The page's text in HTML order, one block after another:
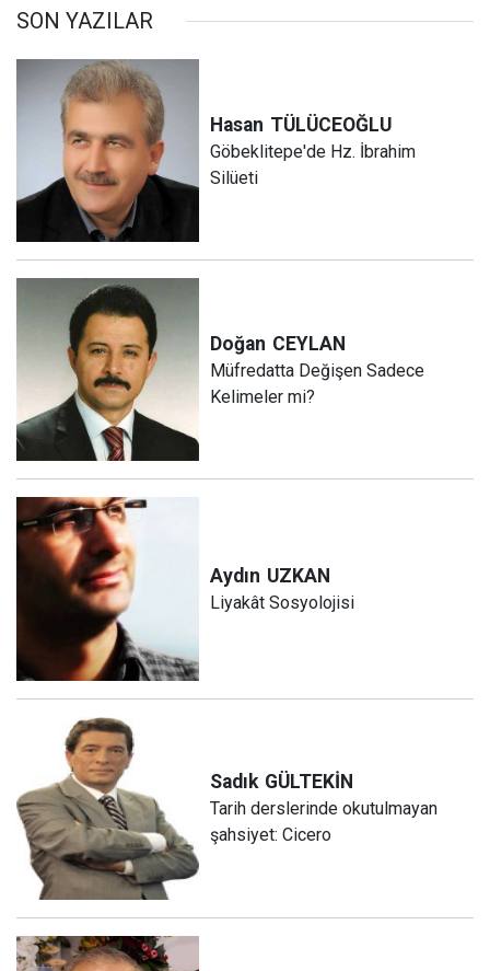
SON YAZILAR
Hasan TÜLÜCEOĞLU
Göbeklitepe'de Hz. İbrahim
Silüeti
Doğan CEYLAN
Müfredatta Değişen Sadece
Kelimeler mi?
Aydın UZKAN
Liyakât Sosyolojisi
Sadık GÜLTEKİN
Tarih derslerinde okutulmayan
şahsiyet: Cicero